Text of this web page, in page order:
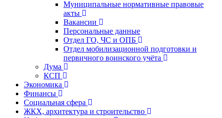
Муниципальные нормативные правовые
акты
Вакансии
Персональные данные
Отдел ГО, ЧС и ОПБ
Отдел мобилизационной подготовки и
первичного воинского учёта
Дума
КСП
Экономика
Финансы
Социальная сфера
ЖКХ, архитектура и строительство